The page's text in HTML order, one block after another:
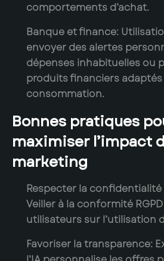
comportements d’achat.
Banque et finance:
envoyer des alertes
dépenses inhabituelles ou
produits financiers
consommation.
Bonnes pratiques
maximiser l’impact
marketing
Respecter la
Veiller à la conformité
utilisateurs sur l’utilisation
Favoriser la transparence: